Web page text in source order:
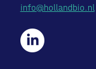
info@hollandbio.nl